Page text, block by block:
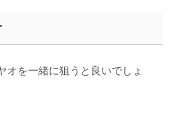
オを一緒に狙うと良いでしょ